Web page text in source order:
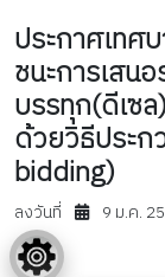
ประกาศเทศ
ชนะการเสน
บรรทุก(ดีเซ
ด้วยวิธีประก
bidding)
ลงวันที่ 9 ม.ค.